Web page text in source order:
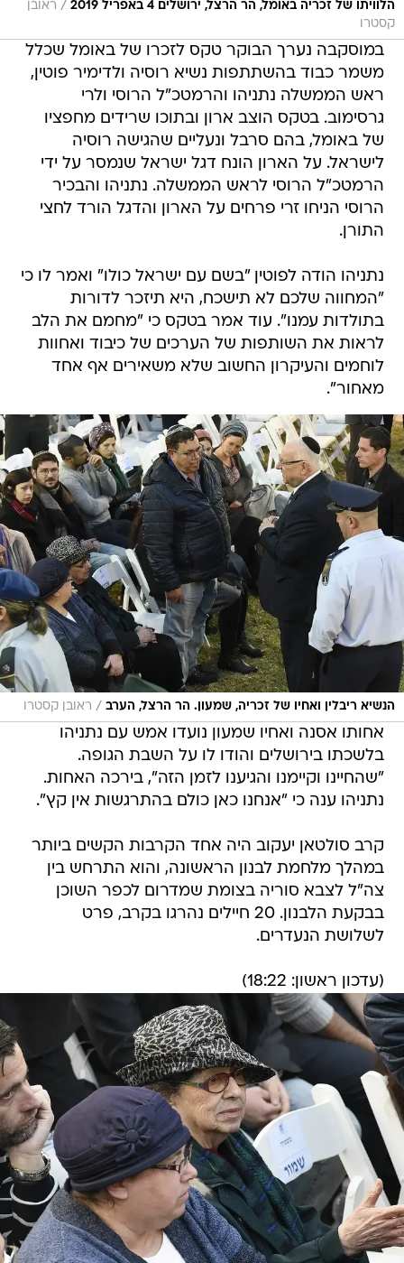
הלוויתו של זכריה באומל, הר הרצל, ירושלים 4 באפריל 2019 / ראובן
קסטרו
במוסקבה נערך הבוקר טקס לזכרו של באומל שכלל
משמר כבוד בהשתתפות נשיא רוסיה ולדימיר פוטין,
ראש הממשלה נתניהו והרמטכ"ל הרוסי ולרי
גרסימוב. בטקס הוצב ארון ובתוכו שרידים מחפציו
של באומל, בהם סרבל ונעליים שהגישה רוסיה
לישראל. על הארון הונח דגל ישראל שנמסר על ידי
הרמטכ"ל הרוסי לראש הממשלה. נתניהו והבכיר
הרוסי הניחו זרי פרחים על הארון והדגל הורד לחצי
התורן.
נתניהו הודה לפוטין "בשם עם ישראל כולו" ואמר לו כי
"המחווה שלכם לא תישכח, היא תיזכר לדורות
בתולדות עמנו". עוד אמר בטקס כי "מחמם את הלב
לראות את השותפות של הערכים של כיבוד ואחוות
לוחמים והעיקרון החשוב שלא משאירים אף אחד
מאחור".
הנשיא ריבלין ואחיו של זכריה, שמעון. הר הרצל, הערב / ראובן קסטרו
אחותו אסנה ואחיו שמעון נועדו אמש עם נתניהו
בלשכתו בירושלים והודו לו על השבת הגופה.
"שהחיינו וקיימנו והגיענו לזמן הזה", בירכה האחות.
נתניהו ענה כי "אנחנו כאן כולם בהתרגשות אין קץ".
קרב סולטאן יעקוב היה אחד הקרבות הקשים ביותר
במהלך מלחמת לבנון הראשונה, והוא התרחש בין
צה"ל לצבא סוריה בצומת שמדרום לכפר השוכן
בבקעת הלבנון. 20 חיילים נהרגו בקרב, פרט
לשלושת הנעדרים.
(עדכון ראשון: 18:22)